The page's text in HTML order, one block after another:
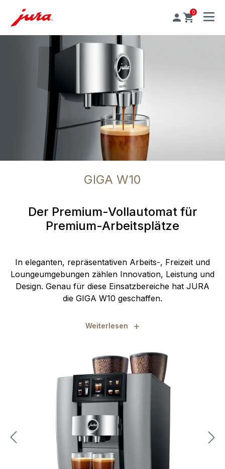
0
MENU
GIGA W10
Der Premium-Vollautomat für
Premium-Arbeitsplätze
In eleganten, repräsentativen Arbeits-, Freizeit und
Loungeumgebungen zählen Innovation, Leistung und
Design. Genau für diese Einsatzbereiche hat JURA
die GIGA W10 geschaffen.
Weiterlesen +